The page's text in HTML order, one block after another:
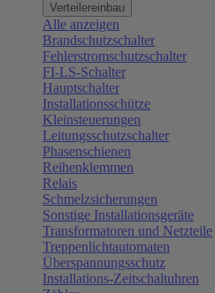
Verteilereinbau
Alle anzeigen
Brandschutzschalter
Fehlerstromschutzschalter
FI-LS-Schalter
Hauptschalter
Installationsschütze
Kleinsteuerungen
Leitungsschutzschalter
Phasenschienen
Reihenklemmen
Relais
Schmelzsicherungen
Sonstige Installationsgeräte
Transformatoren und Netzteile
Treppenlichtautomaten
Überspannungsschutz
Installations-Zeitschaltuhren